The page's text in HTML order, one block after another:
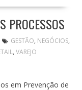
PROCESSOS
GESTÃO, NEGÓCIOS,
, VAREJO
em Prevenção de